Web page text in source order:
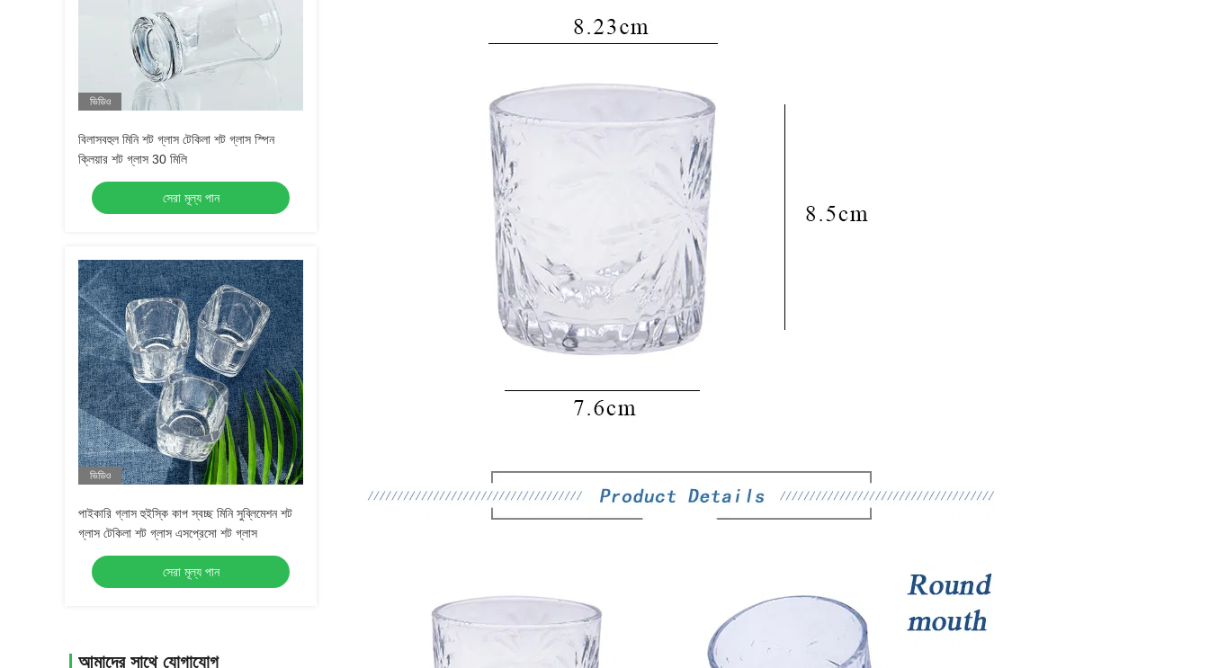
ভিডিও
বিলাসবহুল মিনি শট গ্লাস টেকিলা শট গ্লাস স্পিন
ক্লিয়ার শট গ্লাস 30 মিলি
সেরা মূল্য পান
ভিডিও
পাইকারি গ্লাস হুইস্কি কাপ স্বচ্ছ মিনি সুব্লিমেশন শট
গ্লাস টেকিলা শট গ্লাস এসপ্রেসো শট গ্লাস
সেরা মূল্য পান
আমাদের সাথে যোগাযোগ